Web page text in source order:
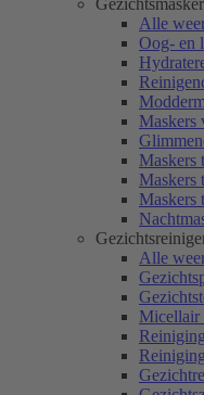
Alle
Oog- en
Maskers
Maskers
Maskers
Maskers
Alle
Micellair